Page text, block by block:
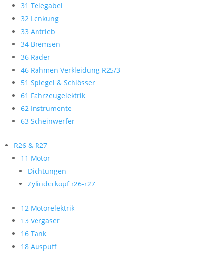
31 Telegabel
32 Lenkung
33 Antrieb
34 Bremsen
36 Räder
46 Rahmen Verkleidung R25/3
51 Spiegel & Schlösser
61 Fahrzeugelektrik
62 Instrumente
63 Scheinwerfer
R26 & R27
11 Motor
Dichtungen
Zylinderkopf r26-r27
12 Motorelektrik
13 Vergaser
16 Tank
18 Auspuff